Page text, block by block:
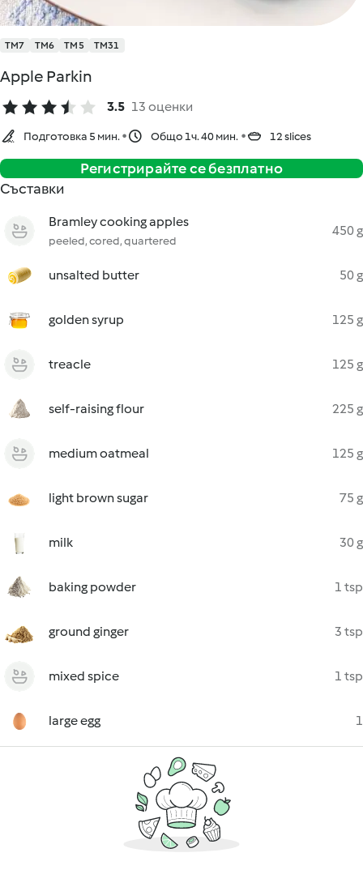
TM7 TM6 TM5 TM31
Apple Parkin
3.5 13 оценки
Подготовка 5 мин. Общо 1ч. 40 мин. 12 slices
Регистрирайте се безплатно
Съставки
Bramley cooking apples
peeled, cored, quartered
450 g
unsalted butter 50 g
golden syrup 125 g
treacle 125 g
self-raising flour 225 g
medium oatmeal 125 g
light brown sugar 75 g
milk 30 g
baking powder 1 tsp
ground ginger 3 tsp
mixed spice 1 tsp
large egg 1